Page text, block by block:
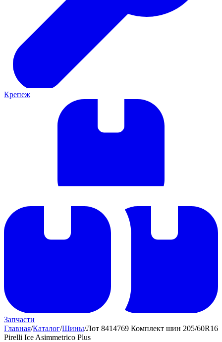
Крепеж
Запчасти
Главная/Каталог/Шины/Лот 8414769 Комплект шин 205/60R16
Pirelli Ice Asimmetrico Plus